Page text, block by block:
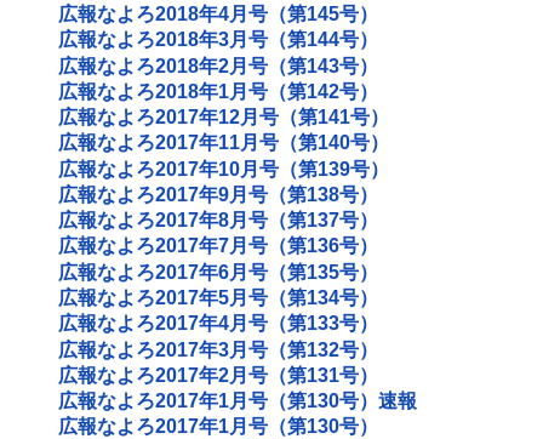
広報なよろ2018年4月号（第145号）
広報なよろ2018年3月号（第144号）
広報なよろ2018年2月号（第143号）
広報なよろ2018年1月号（第142号）
広報なよろ2017年12月号（第141号）
広報なよろ2017年11月号（第140号）
広報なよろ2017年10月号（第139号）
広報なよろ2017年9月号（第138号）
広報なよろ2017年8月号（第137号）
広報なよろ2017年7月号（第136号）
広報なよろ2017年6月号（第135号）
広報なよろ2017年5月号（第134号）
広報なよろ2017年4月号（第133号）
広報なよろ2017年3月号（第132号）
広報なよろ2017年2月号（第131号）
広報なよろ2017年1月号（第130号）速報
広報なよろ2017年1月号（第130号）